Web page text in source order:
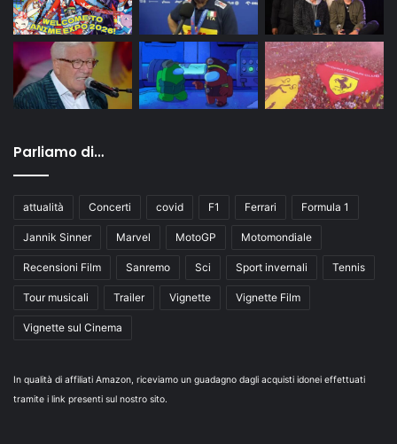
Parliamo di…
attualità Concerti covid F1 Ferrari Formula 1
Jannik Sinner Marvel MotoGP Motomondiale
Recensioni Film Sanremo Sci Sport invernali Tennis
Tour musicali Trailer Vignette Vignette Film
Vignette sul Cinema
In qualità di affiliati Amazon, riceviamo un guadagno dagli acquisti idonei effettuati
tramite i link presenti sul nostro sito.